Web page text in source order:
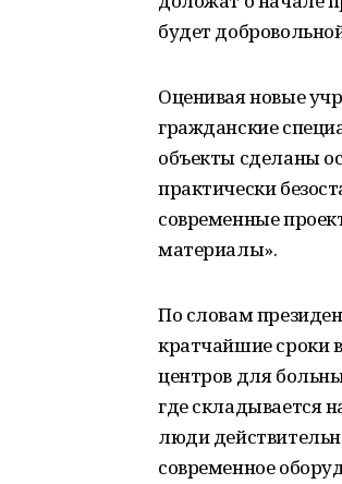
будет
Оценивая новые
гражданские
объекты сделаны
практически
современные
материалы».
По словам
кратчайшие сроки
центров для
где складывается
люди
современное